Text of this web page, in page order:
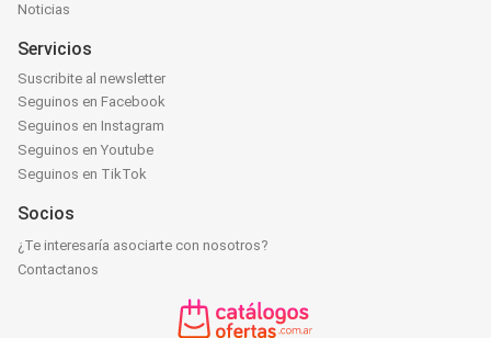
Noticias
Servicios
Suscribite al newsletter
Seguinos en Facebook
Seguinos en Instagram
Seguinos en Youtube
Seguinos en TikTok
Socios
¿Te interesaría asociarte con nosotros?
Contactanos